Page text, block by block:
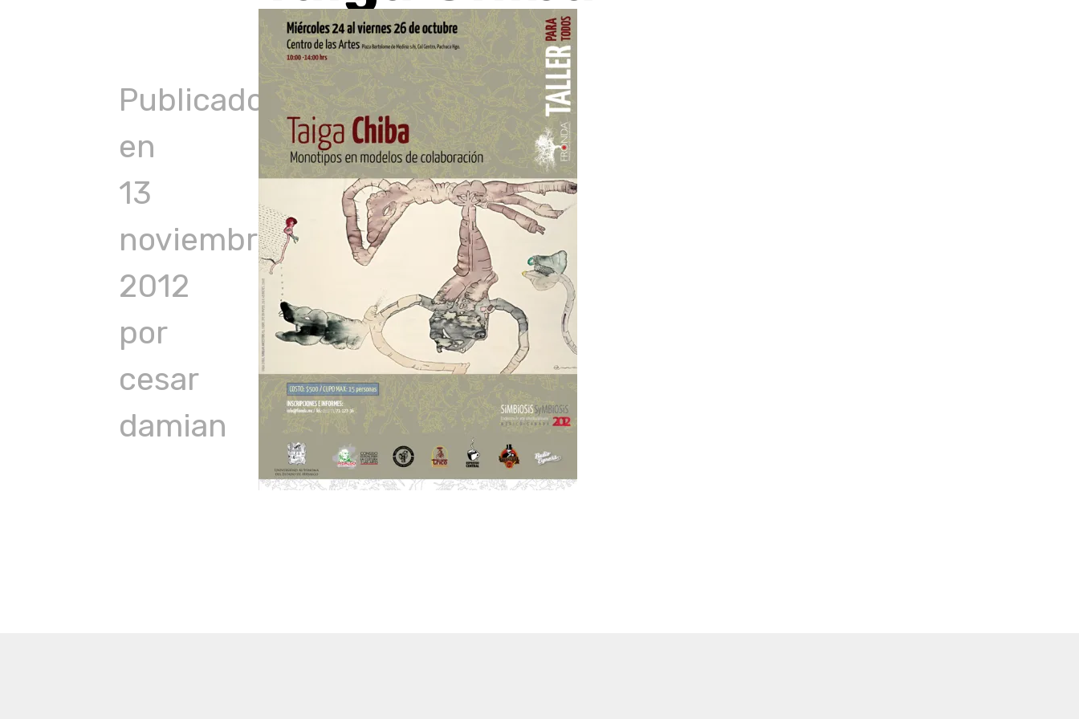
contentPublicado
en
13
noviembre,
2012
por
cesar
damian